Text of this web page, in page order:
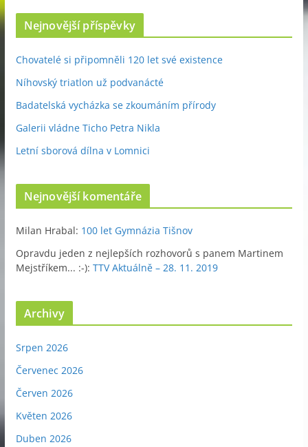
Nejnovější příspěvky
Chovatelé si připomněli 120 let své existence
Níhovský triatlon už podvanácté
Badatelská vycházka se zkoumáním přírody
Galerii vládne Ticho Petra Nikla
Letní sborová dílna v Lomnici
Nejnovější komentáře
Milan Hrabal: 100 let Gymnázia Tišnov
Opravdu jeden z nejlepších rozhovorů s panem Martinem
Mejstříkem... :-): TTV Aktuálně – 28. 11. 2019
Archivy
Srpen 2026
Červenec 2026
Červen 2026
Květen 2026
Duben 2026